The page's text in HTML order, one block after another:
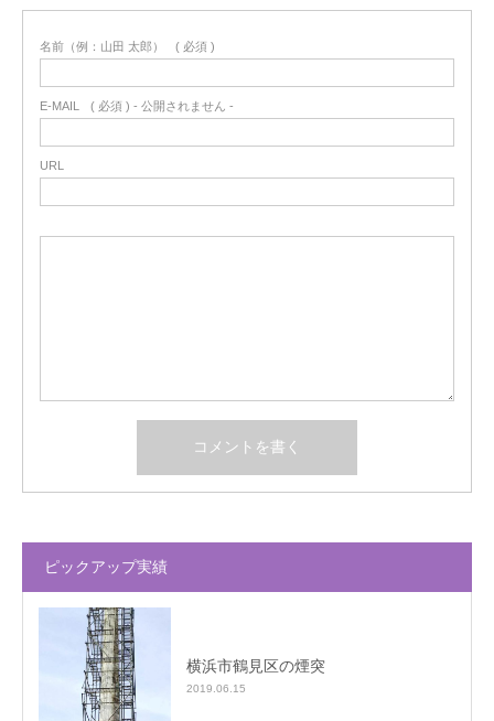
名前（例：山田 太郎） ( 必須 )
E-MAIL ( 必須 ) - 公開されません -
URL
ピックアップ実績
横浜市鶴見区の煙突
2019.06.15